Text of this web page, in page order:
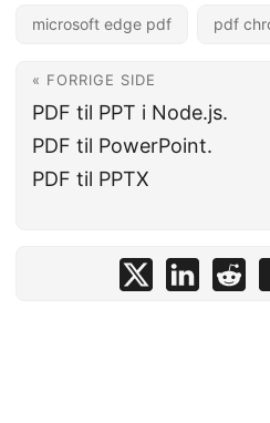
microsoft edge pdf pdf
« FORRIGE SIDE
PDF til PPT i Node.js.
PDF til PowerPoint.
PDF til PPTX